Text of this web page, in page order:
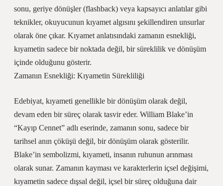
sonu, geriye dönüşler (flashback) veya kapsayıcı anlatılar gibi
teknikler, okuyucunun kıyamet algısını şekillendiren unsurlar
olarak öne çıkar. Kıyamet anlatısındaki zamanın esnekliği,
kıyametin sadece bir noktada değil, bir süreklilik ve dönüşüm
içinde olduğunu gösterir.
Zamanın Esnekliği: Kıyametin Sürekliliği
Edebiyat, kıyameti genellikle bir dönüşüm olarak değil,
devam eden bir süreç olarak tasvir eder. William Blake’in
“Kayıp Cennet” adlı eserinde, zamanın sonu, sadece bir
tarihsel anın çöküşü değil, bir dönüşüm olarak gösterilir.
Blake’in sembolizmi, kıyameti, insanın ruhunun arınması
olarak sunar. Zamanın kayması ve karakterlerin içsel değişimi,
kıyametin sadece dışsal değil, içsel bir süreç olduğuna dair